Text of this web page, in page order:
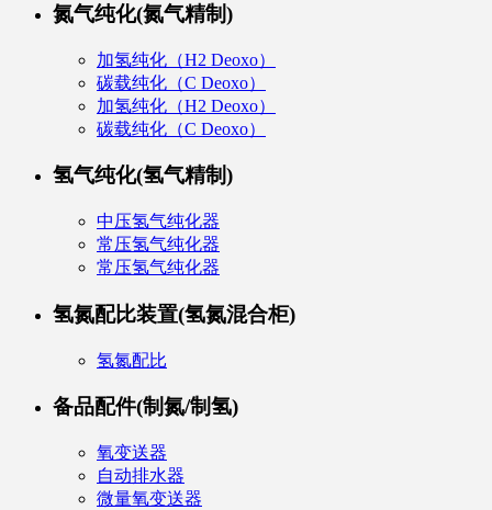
氮气纯化(氮气精制)
加氢纯化（H2 Deoxo）
碳载纯化（C Deoxo）
加氢纯化（H2 Deoxo）
碳载纯化（C Deoxo）
氢气纯化(氢气精制)
中压氢气纯化器
常压氢气纯化器
常压氢气纯化器
氢氮配比装置(氢氮混合柜)
氢氮配比
备品配件(制氮/制氢)
氧变送器
自动排水器
微量氧变送器